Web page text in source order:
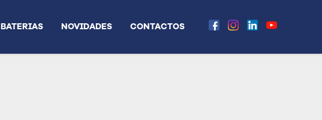
BATERIAS NOVIDADES CONTACTOS